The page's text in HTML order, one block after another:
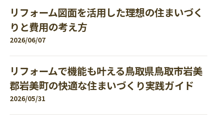
リフォーム図面を活用した理想の住まいづく
りと費用の考え方
2026/06/07
リフォームで機能も叶える鳥取県鳥取市岩美
郡岩美町の快適な住まいづくり実践ガイド
2026/05/31